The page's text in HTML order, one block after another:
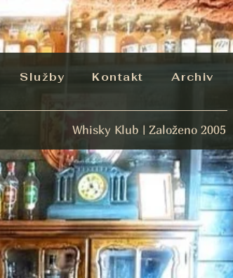
Služby Kontakt Archiv
Whisky Klub | Založeno 2005